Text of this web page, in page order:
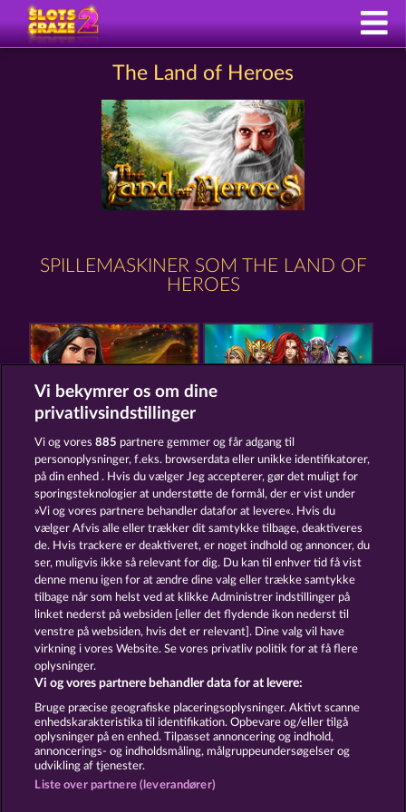
The Land of Heroes
SPILLEMASKINER SOM THE LAND OF
HEROES
THE GUARDIAN GOD: HEIMDALL'S HORN MYSTIC FORCE
Vilkår og betingelser Datasikkerhed
Kontakt
Indsend anmodning om tilbagetrækning
Vi bekymrer os om dine
privatlivsindstillinger
Vi og vores885 partnere gemmer og får adgang til
personoplysninger, f.eks. browserdata eller unikke identifikatorer,
på din enhed . Hvis du vælger Jeg accepterer, gør det muligt for
sporingsteknologier at understøtte de formål, der er vist under
»Vi og vores partnere behandler datafor at levere«. Hvis du
vælger Afvis alle eller trækker dit samtykke tilbage, deaktiveres
de. Hvis trackere er deaktiveret, er noget indhold og annoncer, du
ser, muligvis ikke så relevant for dig. Du kan til enhver tid få vist
denne menu igen for at ændre dine valg eller trække samtykke
tilbage når som helst ved at klikke Administrer indstillinger på
linket nederst på websiden [eller det flydende ikon nederst til
venstre på websiden, hvis det er relevant]. Dine valg vil have
virkning i vores Website. Se vores privatliv politik for at få flere
oplysninger.
Vi og vores partnere behandler data for at levere:
Bruge præcise geografiske placeringsoplysninger. Aktivt scanne
enhedskarakteristika til identifikation. Opbevare og/eller tilgå
oplysninger på en enhed. Tilpasset annoncering og indhold,
annoncerings- og indholdsmåling, målgruppeundersøgelser og
udvikling af tjenester.
Liste over partnere (leverandører)